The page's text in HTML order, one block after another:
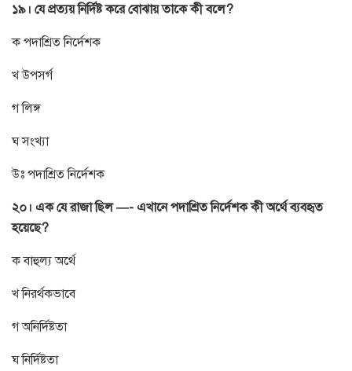
১৯। যে প্রত্যয় নির্দিষ্ট করে বোঝায় তাকে কী বলে?
ক পদাশ্রিত নির্দেশক
খ উপসর্গ
গ লিঙ্গ
ঘ সংখ্যা
উঃ পদাশ্রিত নির্দেশক
২০। এক যে রাজা ছিল —- এখানে পদাশ্রিত নির্দেশক কী অর্থে ব্যবহৃত
হয়েছে?
ক বাহুল্য অর্থে
খ নিরর্থকভাবে
গ অনির্দিষ্টতা
ঘ নির্দিষ্টতা